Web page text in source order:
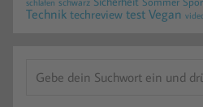
schlafen
Technik techreview test Vegan